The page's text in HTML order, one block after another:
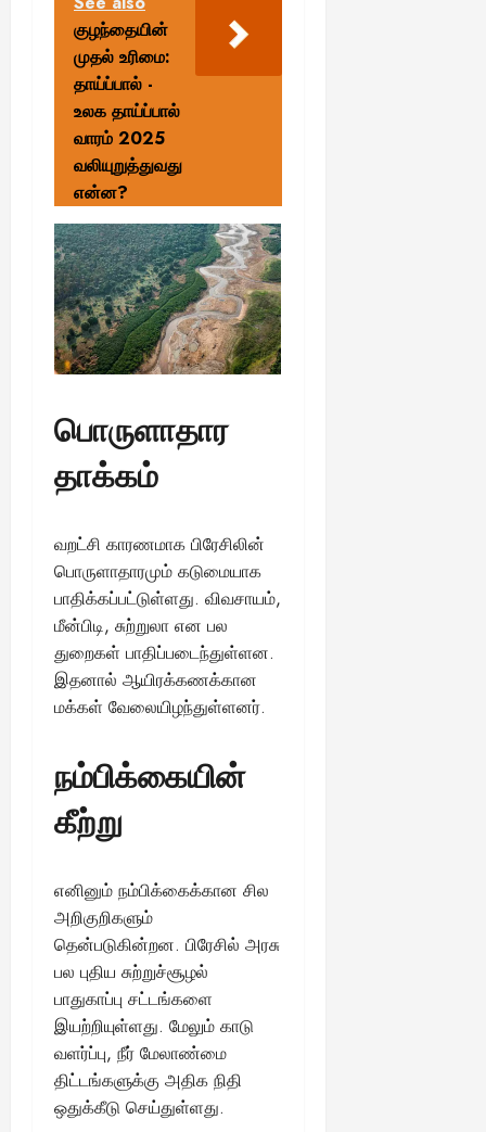
குழந்தையின்
முதல் உரிமை:
தாய்ப்பால் -
உலக தாய்ப்பால்
வாரம் 2025
வலியுறுத்துவது
என்ன?
பொருளாதார
தாக்கம்
வறட்சி காரணமாக பிரேசிலின்
பொருளாதாரமும் கடுமையாக
பாதிக்கப்பட்டுள்ளது. விவசாயம்,
மீன்பிடி, சுற்றுலா என பல
துறைகள் பாதிப்படைந்துள்ளன.
இதனால் ஆயிரக்கணக்கான
மக்கள் வேலையிழந்துள்ளனர்.
நம்பிக்கையின்
கீற்று
எனினும் நம்பிக்கைக்கான சில
அறிகுறிகளும்
தென்படுகின்றன. பிரேசில் அரசு
பல புதிய சுற்றுச்சூழல்
பாதுகாப்பு சட்டங்களை
இயற்றியுள்ளது. மேலும் காடு
வளர்ப்பு, நீர் மேலாண்மை
திட்டங்களுக்கு அதிக நிதி
ஒதுக்கீடு செய்துள்ளது.